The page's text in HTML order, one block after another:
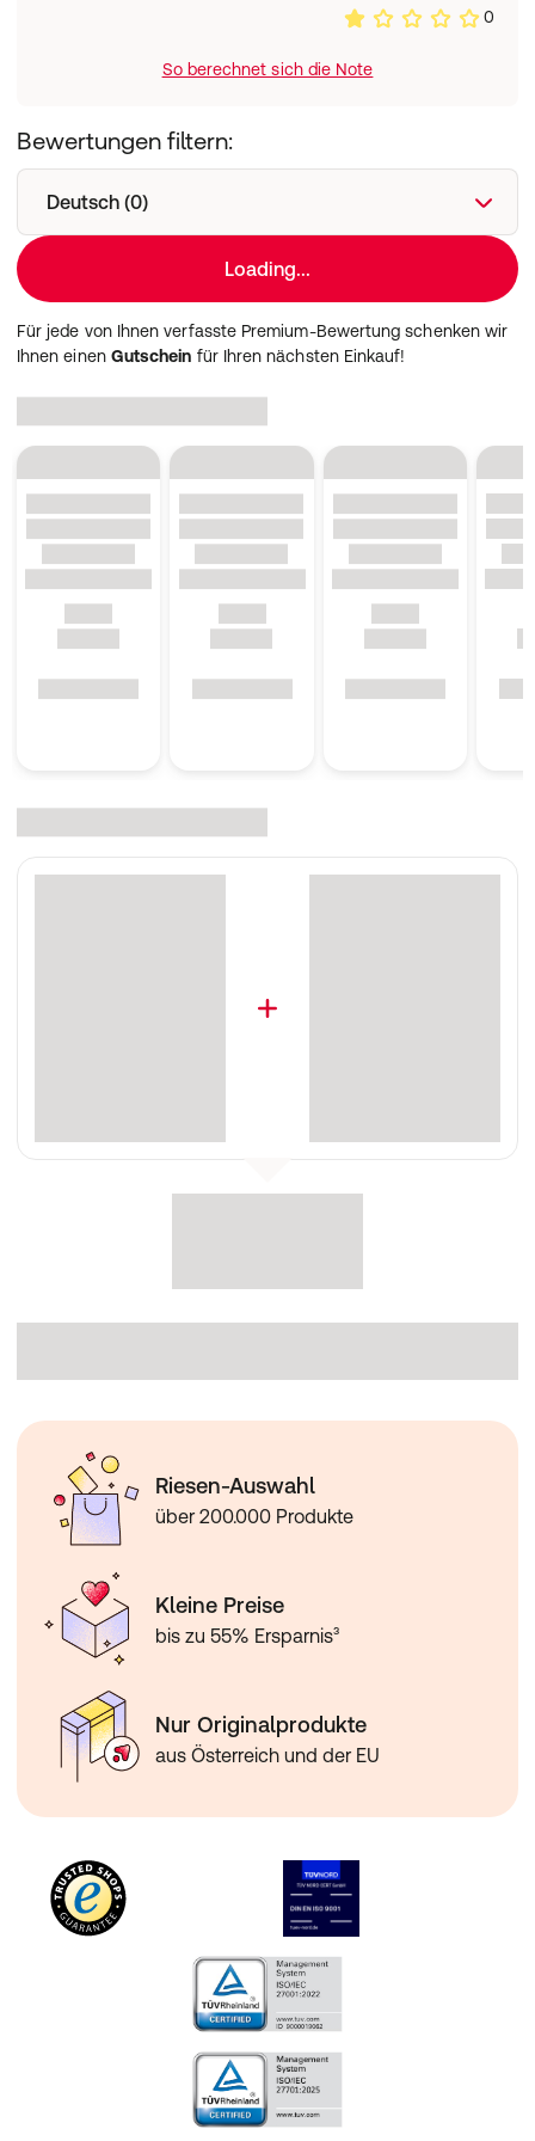
0
So berechnet sich die Note
Bewertungen filtern:
Deutsch (0)
Loading...
Für jede von Ihnen verfasste Premium-Bewertung schenken wir
Ihnen einen Gutschein für Ihren nächsten Einkauf!
Riesen-Auswahl
über 200.000 Produkte
Kleine Preise
bis zu 55% Ersparnis³
Nur Originalprodukte
aus Österreich und der EU